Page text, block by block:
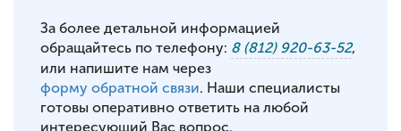
За более детальной информацией
обращайтесь по телефону: 8 (812) 920-63-52,
или напишите нам через
форму обратной связи. Наши специалисты
готовы оперативно ответить на любой
интересующий Вас вопрос.